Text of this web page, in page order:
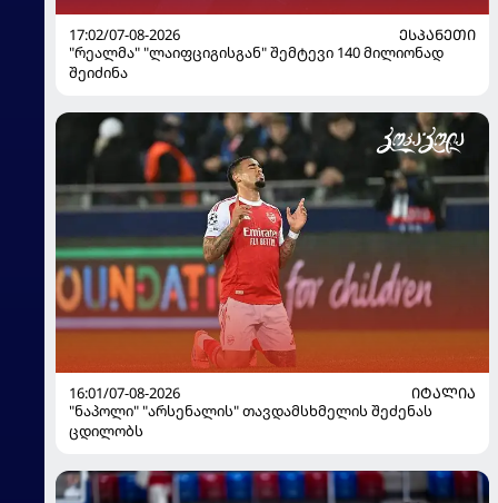
17:02/07-08-2026
ᲔᲡᲞᲐᲜᲔᲗᲘ
"რეალმა" "ლაიფციგისგან" შემტევი 140 მილიონად
შეიძინა
16:01/07-08-2026
ᲘᲢᲐᲚᲘᲐ
"ნაპოლი" "არსენალის" თავდამსხმელის შეძენას
ცდილობს